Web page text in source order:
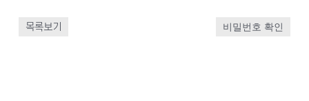
목록보기 비밀번호 확인